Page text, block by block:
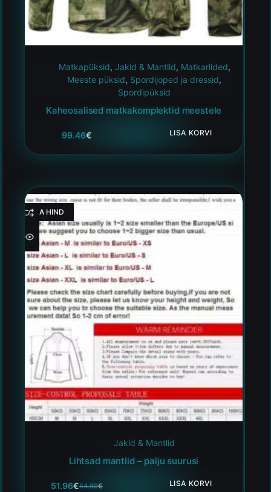
Matkapüksid, Jakid & Mantlid, Matkariided,
Meeste püksid, Spordijoped ja dressid,
Spordipüksid
Kaheosalised matkakomplektid meestele
99.46€ LISA KORVI
HEA HIND
Jakid & Mantlid
Lihtsad mantlid – palju suurusi
54.69€
51.96€ LISA KORVI